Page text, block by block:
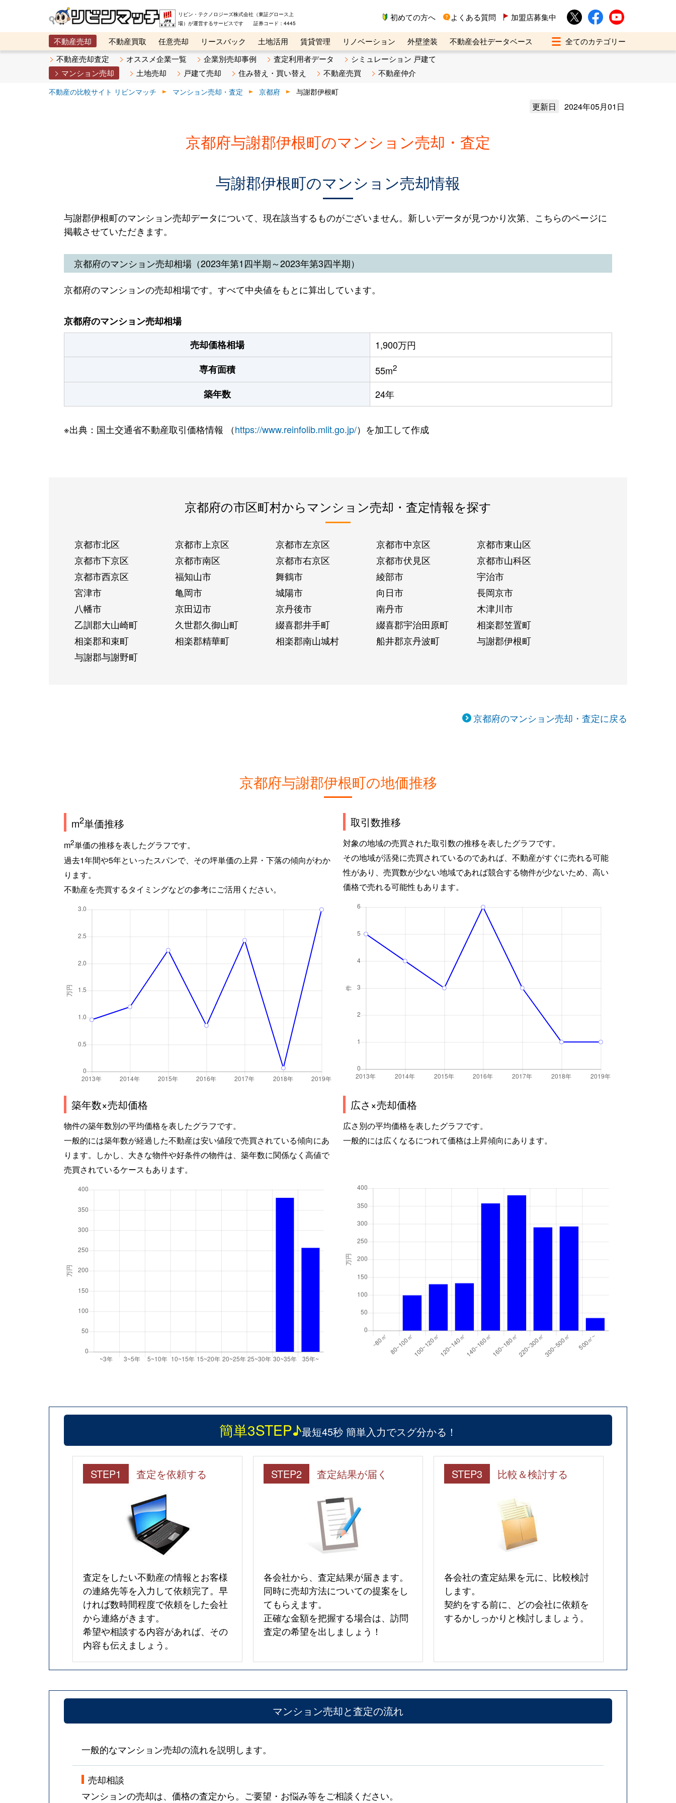
リビン・テクノロジーズ株式会社（東証グロース上
場）が運営するサービスです 証券コード：4445
初めての方へ よくある質問 加盟店募集中
不動産売却 不動産買取 任意売却 リースバック 土地活用 賃貸管理 リノベーション 外壁塗装
不動産会社データベース
メタ住宅展示場
ベスト不動産カンパニー オンライン講座 リビンマガジンBiz 不動産売却ご相談デスク
不動産売却査定 オススメ企業一覧 企業別売却事例 査定利用者データ
シミュレーション 戸建て
マンション売却
土地売却 戸建て売却 住み替え・買い替え 不動産売買 不動産仲介
不動産の比較サイト リビンマッチ マンション売却・査定 京都府 与謝郡伊根町
更新日 2024年05月01日
京都府与謝郡伊根町のマンション売却・査定
与謝郡伊根町のマンション売却情報
与謝郡伊根町のマンション売却データについて、現在該当するものがございません。新しいデータが見つかり次第、こちらのページに
掲載させていただきます。
京都府のマンション売却相場（2023年第1四半期～2023年第3四半期）
京都府のマンションの売却相場です。すべて中央値をもとに算出しています。
京都府のマンション売却相場
売却価格相場
1,900万円
専有面積
55m2
築年数 24年
※出典：国土交通省不動産取引価格情報 （https://www.reinfolib.mlit.go.jp/）を加工して作成
京都府の市区町村からマンション売却・査定情報を探す
京都市北区 京都市上京区 京都市左京区 京都市中京区
京都市東山区
京都市下京区
京都市南区 京都市右京区 京都市伏見区
京都市山科区
京都市西京区
福知山市 舞鶴市 綾部市
宇治市
宮津市
亀岡市 城陽市 向日市
長岡京市
八幡市
京田辺市 京丹後市 南丹市
木津川市
乙訓郡大山崎町
久世郡久御山町 綴喜郡井手町 綴喜郡宇治田原町
相楽郡笠置町
相楽郡和束町
相楽郡精華町 相楽郡南山城村 船井郡京丹波町
与謝郡伊根町
与謝郡与謝野町
京都府のマンション売却・査定に戻る
京都府与謝郡伊根町の地価推移
m2単価推移
m2単価の推移を表したグラフです。
過去1年間や5年といったスパンで、その坪単価の上昇・下落の傾向がわか
ります。
不動産を売買するタイミングなどの参考にご活用ください。
取引数推移
対象の地域の売買された取引数の推移を表したグラフです。
その地域が活発に売買されているのであれば、不動産がすぐに売れる可能
性があり、売買数が少ない地域であれば競合する物件が少ないため、高い
価格で売れる可能性もあります。
築年数×売却価格
物件の築年数別の平均価格を表したグラフです。
一般的には築年数が経過した不動産は安い値段で売買されている傾向にあ
ります。しかし、大きな物件や好条件の物件は、築年数に関係なく高値で
売買されているケースもあります。
広さ×売却価格
広さ別の平均価格を表したグラフです。
一般的には広くなるにつれて価格は上昇傾向にあります。
簡単3STEP♪最短45秒 簡単入力でスグ分かる！
STEP1 査定を依頼する
査定をしたい不動産の情報とお客様
の連絡先等を入力して依頼完了。早
ければ数時間程度で依頼をした会社
から連絡がきます。
希望や相談する内容があれば、その
内容も伝えましょう。
STEP2 査定結果が届く
各会社から、査定結果が届きます。
同時に売却方法についての提案をし
てもらえます。
正確な金額を把握する場合は、訪問
査定の希望を出しましょう！
STEP3 比較＆検討する
各会社の査定結果を元に、比較検討
します。
契約をする前に、どの会社に依頼を
するかしっかりと検討しましょう。
マンション売却と査定の流れ
一般的なマンション売却の流れを説明します。
売却相談
マンションの売却は、価格の査定から。ご要望・お悩み等をご相談ください。